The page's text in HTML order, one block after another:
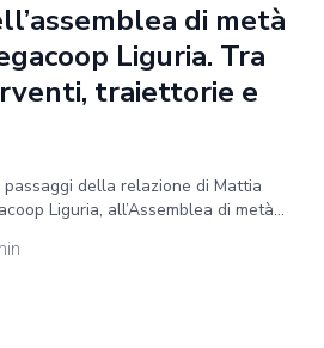
di metà
Liguria. Tra
traiettorie e
della relazione di Mattia
Liguria, all’Assemblea di metà...